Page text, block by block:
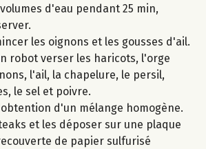
d'eau pendant 25 min,
les oignons et les gousses d'ail.
robot verser les haricots, l'orge
l'ail, la chapelure, le persil,
le sel et poivre.
d'un mélange homogène.
et les déposer sur une plaque
de papier sulfurisé